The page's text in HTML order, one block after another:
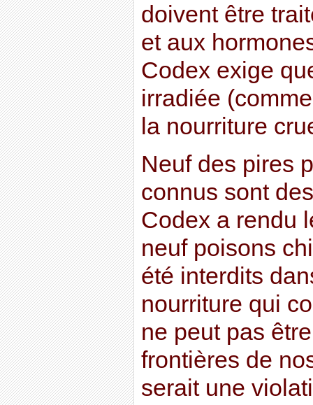
doivent être
et aux
Codex exige
irradiée
la nourriture
Neuf des pires
connus sont
Codex a rendu
neuf poisons
été interdits
nourriture qui
ne peut pas
frontières de
serait une